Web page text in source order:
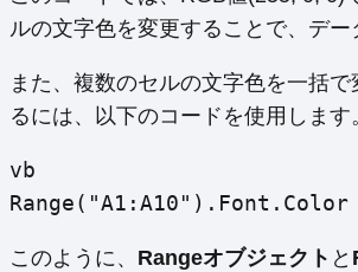
ルの文字色を変更することで、デー
また、複数のセルの文字色を一括
るには、以下のコードを使用します
vb
このように、 Rangeオブジェクト と